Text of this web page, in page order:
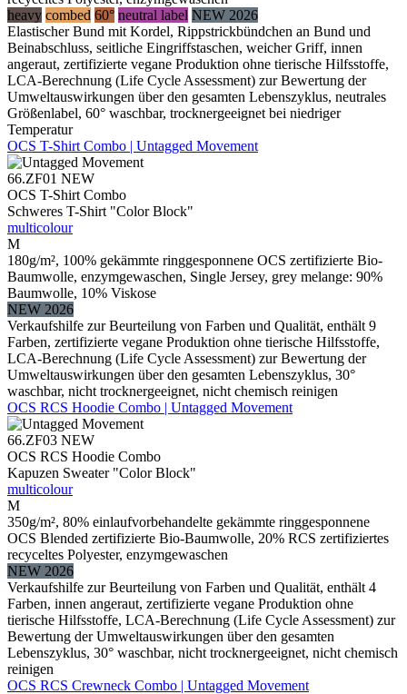
heavy combed 60° neutral label NEW 2026
Elastischer Bund mit Kordel, Rippstrickbündchen an Bund und
Beinabschluss, seitliche Eingriffstaschen, weicher Griff, innen
angeraut, zertifizierte vegane Produktion ohne tierische Hilfsstoffe,
LCA-Berechnung (Life Cycle Assessment) zur Bewertung der
Umweltauswirkungen über den gesamten Lebenszyklus, neutrales
Größenlabel, 60° waschbar, trocknergeeignet bei niedriger
Temperatur
OCS T-Shirt Combo | Untagged Movement
66.ZF01 NEW
OCS T-Shirt Combo
Schweres T-Shirt "Color Block"
multicolour
M
180g/m², 100% gekämmte ringgesponnene OCS zertifizierte Bio-
Baumwolle, enzymgewaschen, Single Jersey, grey melange: 90%
Baumwolle, 10% Viskose
NEW 2026
Verkaufshilfe zur Beurteilung von Farben und Qualität, enthält 9
Farben, zertifizierte vegane Produktion ohne tierische Hilfsstoffe,
LCA-Berechnung (Life Cycle Assessment) zur Bewertung der
Umweltauswirkungen über den gesamten Lebenszyklus, 30°
waschbar, nicht trocknergeeignet, nicht chemisch reinigen
OCS RCS Hoodie Combo | Untagged Movement
66.ZF03 NEW
OCS RCS Hoodie Combo
Kapuzen Sweater "Color Block"
multicolour
M
350g/m², 80% einlaufvorbehandelte gekämmte ringgesponnene
OCS Blended zertifizierte Bio-Baumwolle, 20% RCS zertifiziertes
recyceltes Polyester, enzymgewaschen
NEW 2026
Verkaufshilfe zur Beurteilung von Farben und Qualität, enthält 4
Farben, innen angeraut, zertifizierte vegane Produktion ohne
tierische Hilfsstoffe, LCA-Berechnung (Life Cycle Assessment) zur
Bewertung der Umweltauswirkungen über den gesamten
Lebenszyklus, 30° waschbar, nicht trocknergeeignet, nicht chemisch
reinigen
OCS RCS Crewneck Combo | Untagged Movement